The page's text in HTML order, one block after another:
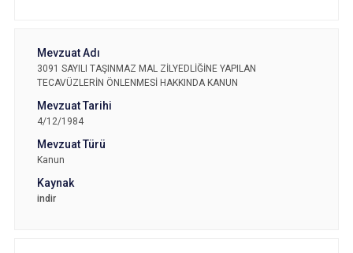
3091 SAYILI TAŞINMAZ MAL ZİLYEDLİĞİNE YAPILAN
TECAVÜZLERİN ÖNLENMESİ HAKKINDA KANUN
4/12/1984
Kanun
indir